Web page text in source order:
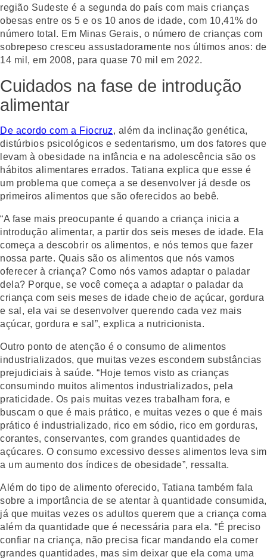
região Sudeste é a segunda do país com mais crianças
obesas entre os 5 e os 10 anos de idade, com 10,41% do
número total. Em Minas Gerais, o número de crianças com
sobrepeso cresceu assustadoramente nos últimos anos: de
14 mil, em 2008, para quase 70 mil em 2022.
Cuidados na fase de introdução
alimentar
De acordo com a Fiocruz, além da inclinação genética,
distúrbios psicológicos e sedentarismo, um dos fatores que
levam à obesidade na infância e na adolescência são os
hábitos alimentares errados. Tatiana explica que esse é
um problema que começa a se desenvolver já desde os
primeiros alimentos que são oferecidos ao bebê.
“A fase mais preocupante é quando a criança inicia a
introdução alimentar, a partir dos seis meses de idade. Ela
começa a descobrir os alimentos, e nós temos que fazer
nossa parte. Quais são os alimentos que nós vamos
oferecer à criança? Como nós vamos adaptar o paladar
dela? Porque, se você começa a adaptar o paladar da
criança com seis meses de idade cheio de açúcar, gordura
e sal, ela vai se desenvolver querendo cada vez mais
açúcar, gordura e sal”, explica a nutricionista.
Outro ponto de atenção é o consumo de alimentos
industrializados, que muitas vezes escondem substâncias
prejudiciais à saúde. “Hoje temos visto as crianças
consumindo muitos alimentos industrializados, pela
praticidade. Os pais muitas vezes trabalham fora, e
buscam o que é mais prático, e muitas vezes o que é mais
prático é industrializado, rico em sódio, rico em gorduras,
corantes, conservantes, com grandes quantidades de
açúcares. O consumo excessivo desses alimentos leva sim
a um aumento dos índices de obesidade”, ressalta.
Além do tipo de alimento oferecido, Tatiana também fala
sobre a importância de se atentar à quantidade consumida,
já que muitas vezes os adultos querem que a criança coma
além da quantidade que é necessária para ela. “É preciso
confiar na criança, não precisa ficar mandando ela comer
grandes quantidades, mas sim deixar que ela coma uma